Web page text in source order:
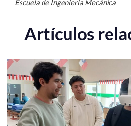
Escuela de Ingeniería Mecánica
Artículos